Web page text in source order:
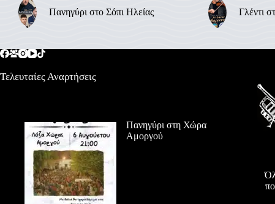
Πανηγύρι στο Σόπι Ηλείας Γλέντι
Τελευταίες Αναρτήσεις
Πανηγύρι στη Χώρα
Αμοργού